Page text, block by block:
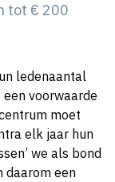
tot € 200
ledenaantal
voorwaarde
moet
elk jaar hun
we als bond
daarom een